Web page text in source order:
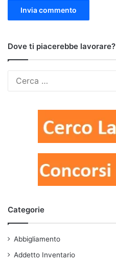
Dove ti piacerebbe lavorare?
Categorie
Abbigliamento
Addetto Inventario